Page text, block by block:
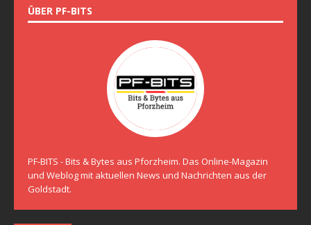
ÜBER PF-BITS
PF-BITS - Bits & Bytes aus Pforzheim. Das Online-Magazin
und Weblog mit aktuellen News und Nachrichten aus der
Goldstadt.